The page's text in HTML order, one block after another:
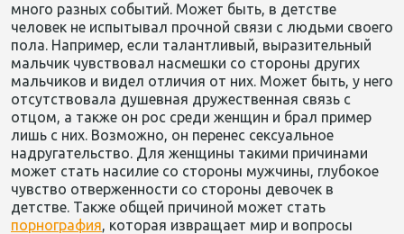
много разных событий. Может быть, в детстве
человек не испытывал прочной связи с людьми своего
пола. Например, если талантливый, выразительный
мальчик чувствовал насмешки со стороны других
мальчиков и видел отличия от них. Может быть, у него
отсутствовала душевная дружественная связь с
отцом, а также он рос среди женщин и брал пример
лишь с них. Возможно, он перенес сексуальное
надругательство. Для женщины такими причинами
может стать насилие со стороны мужчины, глубокое
чувство отверженности со стороны девочек в
детстве. Также общей причиной может стать
порнография, которая извращает мир и вопросы